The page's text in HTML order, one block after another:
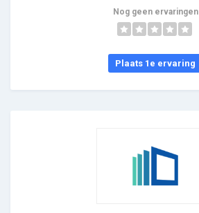
Nog geen ervaringen
Plaats 1e ervaring